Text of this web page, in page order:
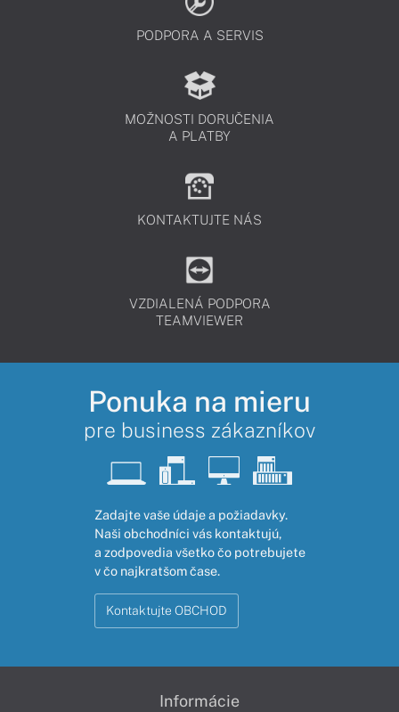
PODPORA A SERVIS
MOŽNOSTI DORUČENIA
A PLATBY
KONTAKTUJTE NÁS
VZDIALENÁ PODPORA
TEAMVIEWER
Ponuka na mieru
pre business zákazníkov
Zadajte vaše údaje a požiadavky.
Naši obchodníci vás kontaktujú,
a zodpovedia všetko čo potrebujete
v čo najkratšom čase.
Kontaktujte OBCHOD
Informácie